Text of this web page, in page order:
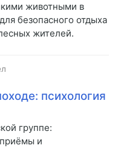
животными в
безопасного отдыха
жителей.
психология
группе:
и